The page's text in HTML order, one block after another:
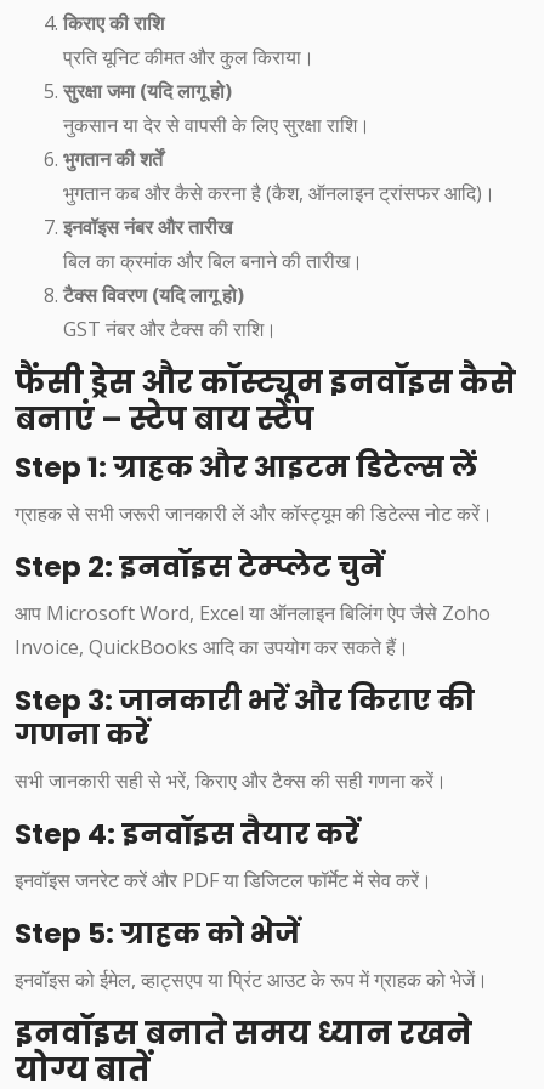
किराए की राशि
प्रति यूनिट कीमत और कुल किराया।
सुरक्षा जमा (यदि लागू हो)
नुकसान या देर से वापसी के लिए सुरक्षा राशि।
भुगतान की शर्तें
भुगतान कब और कैसे करना है (कैश, ऑनलाइन ट्रांसफर आदि)।
इनवॉइस नंबर और तारीख
बिल का क्रमांक और बिल बनाने की तारीख।
टैक्स विवरण (यदि लागू हो)
GST नंबर और टैक्स की राशि।
फैंसी ड्रेस और कॉस्ट्यूम इनवॉइस कैसे
बनाएं – स्टेप बाय स्टेप
Step 1: ग्राहक और आइटम डिटेल्स लें
ग्राहक से सभी जरूरी जानकारी लें और कॉस्ट्यूम की डिटेल्स नोट करें।
Step 2: इनवॉइस टेम्प्लेट चुनें
आप Microsoft Word, Excel या ऑनलाइन बिलिंग ऐप जैसे Zoho
Invoice, QuickBooks आदि का उपयोग कर सकते हैं।
Step 3: जानकारी भरें और किराए की
गणना करें
सभी जानकारी सही से भरें, किराए और टैक्स की सही गणना करें।
Step 4: इनवॉइस तैयार करें
इनवॉइस जनरेट करें और PDF या डिजिटल फॉर्मेट में सेव करें।
Step 5: ग्राहक को भेजें
इनवॉइस को ईमेल, व्हाट्सएप या प्रिंट आउट के रूप में ग्राहक को भेजें।
इनवॉइस बनाते समय ध्यान रखने
योग्य बातें